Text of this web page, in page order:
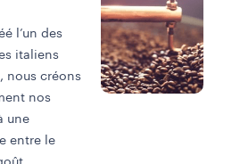
l’un des
italiens
nous créons
nos
une
entre le